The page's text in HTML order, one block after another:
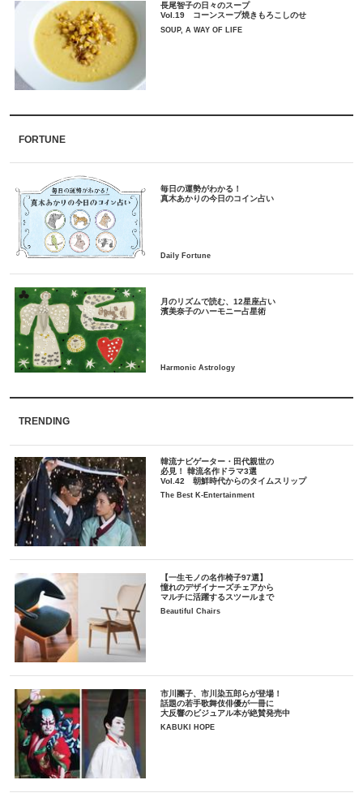
長尾智子の日々のスープ
Vol.19 コーンスープ焼きもろこしのせ
SOUP, A WAY OF LIFE
FORTUNE
毎日の運勢がわかる！
月のリズムで読む、12星座占い
TRENDING
韓流ナビゲーター・田代親世の
必見！ 韓流名作ドラマ3選
Vol.42 朝鮮時代からのタイムスリップ
The Best K-Entertainment
【一生モノの名作椅子97選】
憧れのデザイナーズチェアから
マルチに活躍するスツールまで
Beautiful Chairs
市川團子、市川染五郎らが登場！
話題の若手歌舞伎俳優が一冊に
大反響のビジュアル本が絶賛発売中
KABUKI HOPE